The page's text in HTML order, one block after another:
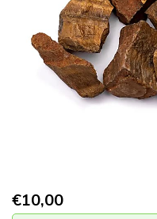
€10,00